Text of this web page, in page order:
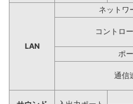
LAN
ネットワ
コントロ
ポ
通信